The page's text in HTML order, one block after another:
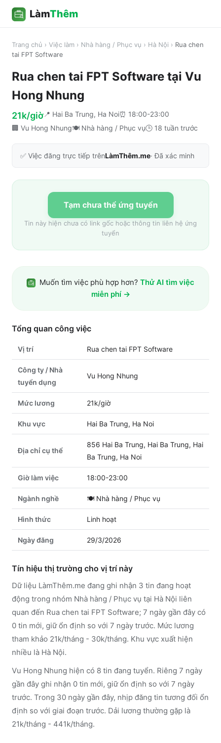
LàmThêm
Trang chủ › Việc làm › Nhà hàng / Phục vụ › Hà Nội › Rua chen
tai FPT Software
Rua chen tai FPT Software tại Vu
Hong Nhung
21k/giờ📍 Hai Ba Trung, Ha Noi⏰ 18:00-23:00
🏢 Vu Hong Nhung🍽️ Nhà hàng / Phục vụ🕒 18 tuần trước
✅ Việc đăng trực tiếp trênLàmThêm.me· Đã xác minh
Tạm chưa thể ứng tuyển
Tin này hiện chưa có link gốc hoặc thông tin liên hệ ứng
tuyển
Muốn tìm việc phù hợp hơn? Thử AI tìm việc
miễn phí →
Tổng quan công việc
Vị trí Rua chen tai FPT Software
Công ty / Nhà
tuyển dụng
Vu Hong Nhung
Mức lương 21k/giờ
Khu vực Hai Ba Trung, Ha Noi
Địa chỉ cụ thể
856 Hai Ba Trung, Hai Ba Trung, Hai
Ba Trung, Ha Noi
Giờ làm việc 18:00-23:00
Ngành nghề 🍽️ Nhà hàng / Phục vụ
Hình thức Linh hoạt
Ngày đăng 29/3/2026
Tín hiệu thị trường cho vị trí này
Dữ liệu LàmThêm.me đang ghi nhận 3 tin đang hoạt
động trong nhóm Nhà hàng / Phục vụ tại Hà Nội liên
quan đến Rua chen tai FPT Software; 7 ngày gần đây có
0 tin mới, giữ ổn định so với 7 ngày trước. Mức lương
tham khảo 21k/tháng - 30k/tháng. Khu vực xuất hiện
nhiều là Hà Nội.
Vu Hong Nhung hiện có 8 tin đang tuyển. Riêng 7 ngày
gần đây ghi nhận 0 tin mới, giữ ổn định so với 7 ngày
trước. Trong 30 ngày gần đây, nhịp đăng tin tương đối ổn
định so với giai đoạn trước. Dải lương thường gặp là
21k/tháng - 441k/tháng.